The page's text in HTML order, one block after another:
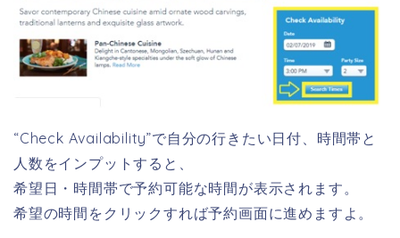
“Check Availability”で自分の行きたい日付、時間帯と
人数をインプットすると、
希望日・時間帯で予約可能な時間が表示されます。
希望の時間をクリックすれば予約画面に進めますよ。